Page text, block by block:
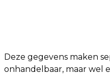
Deze gegevens maken
onhandelbaar, maar wel